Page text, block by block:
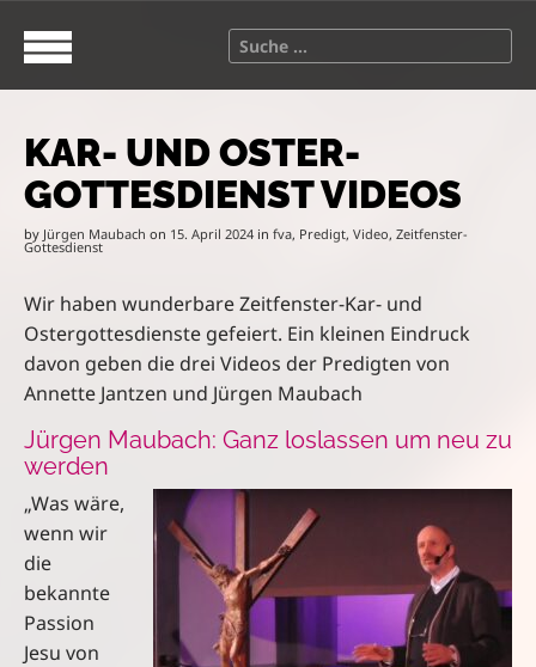
n
p
e
a
c
h
f
o
KAR- UND OSTER-
GOTTESDIENST VIDEOS
by Jürgen Maubach on 15. April 2024 in fva, Predigt, Video, Zeitfenster-
Gottesdienst
Wir haben wunderbare Zeitfenster-Kar- und
Ostergottesdienste gefeiert. Ein kleinen Eindruck
davon geben die drei Videos der Predigten von
Annette Jantzen und Jürgen Maubach
Jürgen Maubach: Ganz loslassen um neu zu
werden
„Was wäre,
wenn wir
die
bekannte
Passion
Jesu von